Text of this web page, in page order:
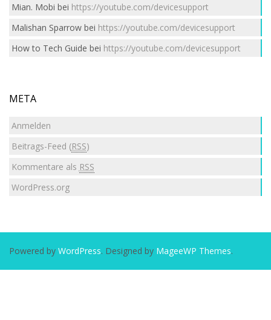
Mian. Mobi bei https://youtube.com/devicesupport
Malishan Sparrowbei https://youtube.com/devicesupport
How to Tech Guide bei https://youtube.com/devicesupport
META
Anmelden
Beitrags-Feed (RSS)
Kommentare als RSS
WordPress.org
Powered by WordPress. Designed by MageeWP Themes.